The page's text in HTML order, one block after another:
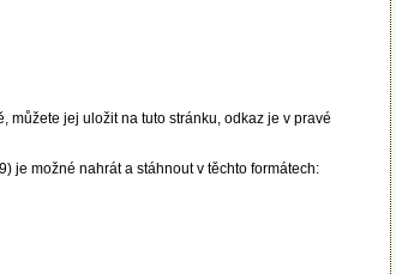
jej uložit na tuto stránku, odkaz je v pravé
je možné nahrát a stáhnout v těchto formátech: